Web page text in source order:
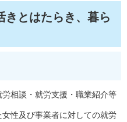
きとはたらき、暮ら
相談・就労支援・職業紹介等
性及び事業者に対しての就労